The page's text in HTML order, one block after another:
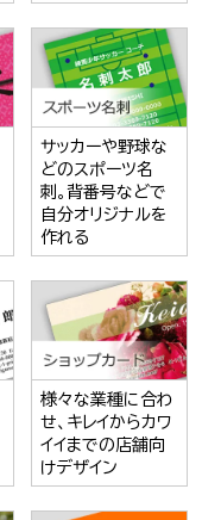
サッカーや野球な
どのスポーツ名
刺。背番号などで
自分オリジナルを
作れる
様々な業種に合わ
せ、キレイからカワ
イイまでの店舗向
けデザイン